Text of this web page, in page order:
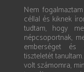
Nem
céllal és kiknek
tudtam, hogy
népcsoportnak,
emberséget és
tiszteletét
volt számomra,